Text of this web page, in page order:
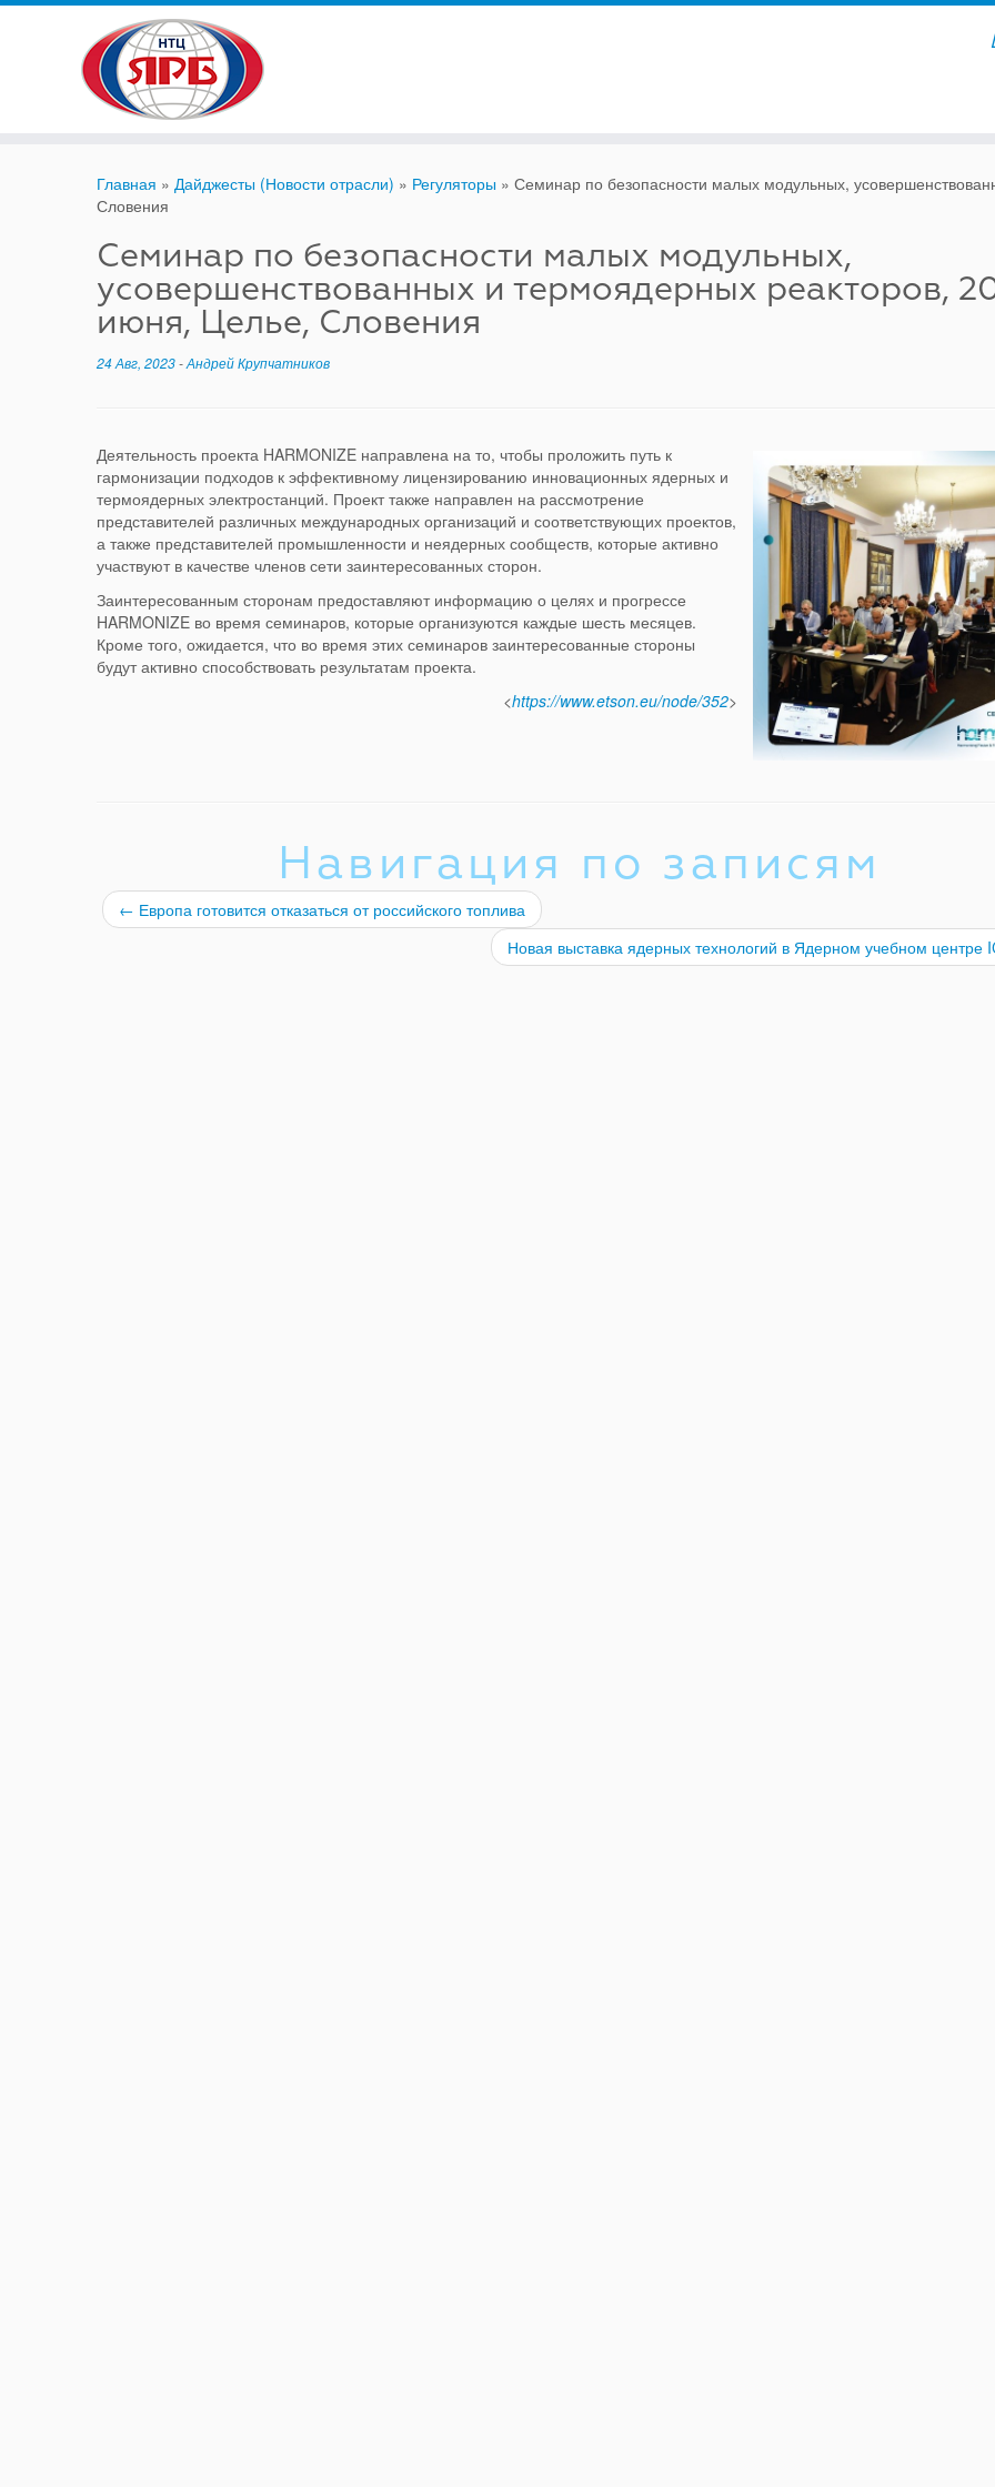
Skip
Главная » Дайджесты (Новости отрасли) » Регуляторы » Семинар по безопасности малых модульных,
Словения
Семинар по безопасности малых модульных,
усовершенствованных и термоядерных реакторов,
июня, Целье, Словения
24 Авг, 2023-Андрей Крупчатников
Деятельность проекта HARMONIZE направлена на то, чтобы проложить путь к
гармонизации подходов к эффективному лицензированию инновационных ядерных и
термоядерных электростанций. Проект также направлен на рассмотрение
представителей различных международных организаций и соответствующих проектов,
а также представителей промышленности и неядерных сообществ, которые активно
участвуют в качестве членов сети заинтересованных сторон.
Заинтересованным сторонам предоставляют информацию о целях и прогрессе
HARMONIZE во время семинаров, которые организуются каждые шесть месяцев.
Кроме того, ожидается, что во время этих семинаров заинтересованные стороны
будут активно способствовать результатам проекта.
<https://www.etson.eu/node/352>
Навигация по записям
← Европа готовится отказаться от российского топлива
Новая выставка ядерных технологий в Ядерном учебном центре